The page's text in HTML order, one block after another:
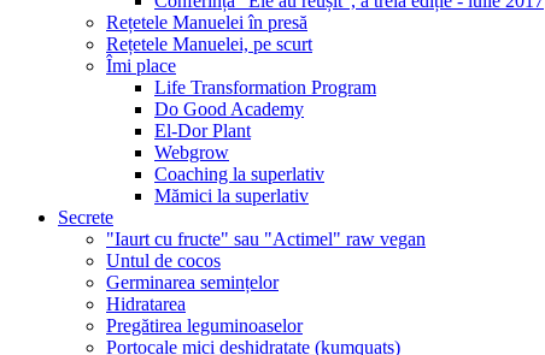
Rețetele Manuelei în presă
Rețetele Manuelei, pe scurt
Îmi place
Life Transformation Program
Do Good Academy
El-Dor Plant
Webgrow
Coaching la superlativ
Mămici la superlativ
Secrete
"Iaurt cu fructe" sau "Actimel" raw vegan
Untul de cocos
Germinarea semințelor
Hidratarea
Pregătirea leguminoaselor
Portocale mici deshidratate (kumquats)